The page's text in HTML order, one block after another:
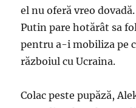
el nu oferă vreo
Putin pare hotărât sa
pentru a-i mobiliza pe
războiul cu Ucraina.
Colac peste pupăză,